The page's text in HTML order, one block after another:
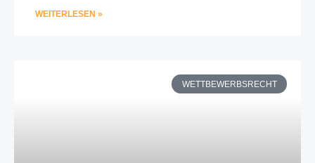
WEITERLESEN »
WETTBEWERBSRECHT